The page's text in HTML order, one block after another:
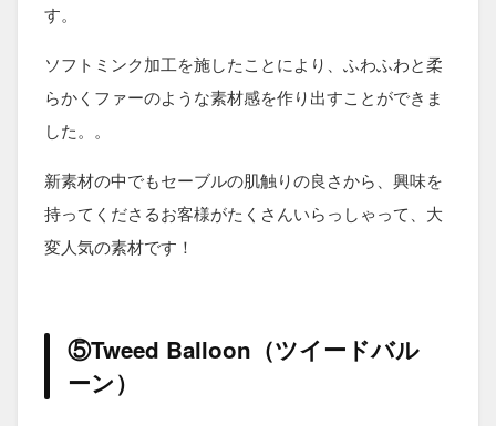
す。
ソフトミンク加工を施したことにより、ふわふわと柔
らかくファーのような素材感を作り出すことができま
した。。
新素材の中でもセーブルの肌触りの良さから、興味を
持ってくださるお客様がたくさんいらっしゃって、大
変人気の素材です！
⑤Tweed Balloon（ツイードバル
ーン）